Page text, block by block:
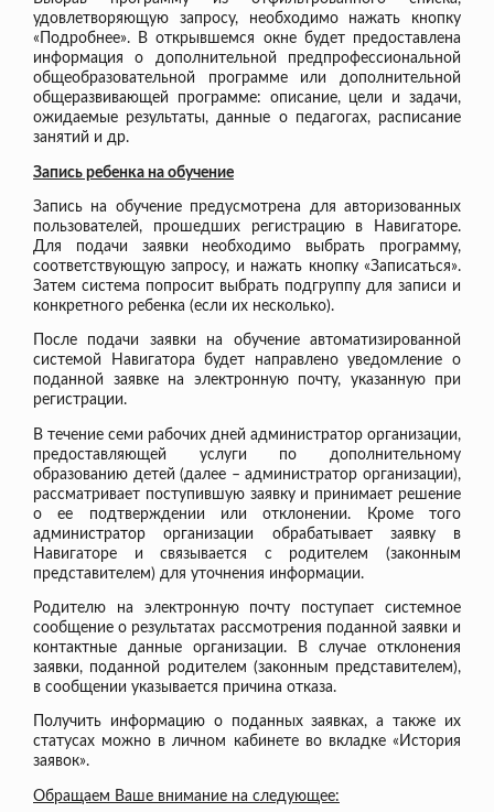
удовлетворяющую запросу, необходимо нажать кнопку
«Подробнее». В открывшемся окне будет предоставлена
информация о дополнительной предпрофессиональной
общеобразовательной программе или дополнительной
общеразвивающей программе: описание, цели и задачи,
ожидаемые результаты, данные о педагогах, расписание
занятий и др.
Запись ребенка на обучение
Запись на обучение предусмотрена для авторизованных
пользователей, прошедших регистрацию в Навигаторе.
Для подачи заявки необходимо выбрать программу,
соответствующую запросу, и нажать кнопку «Записаться».
Затем система попросит выбрать подгруппу для записи и
конкретного ребенка (если их несколько).
После подачи заявки на обучение автоматизированной
системой Навигатора будет направлено уведомление о
поданной заявке на электронную почту, указанную при
регистрации.
В течение семи рабочих дней администратор организации,
предоставляющей услуги по дополнительному
образованию детей (далее – администратор организации),
рассматривает поступившую заявку и принимает решение
о ее подтверждении или отклонении. Кроме того
администратор организации обрабатывает заявку в
Навигаторе и связывается с родителем (законным
представителем) для уточнения информации.
Родителю на электронную почту поступает системное
сообщение о результатах рассмотрения поданной заявки и
контактные данные организации. В случае отклонения
заявки, поданной родителем (законным представителем),
в сообщении указывается причина отказа.
Получить информацию о поданных заявках, а также их
статусах можно в личном кабинете во вкладке «История
заявок».
Обращаем Ваше внимание на следующее: